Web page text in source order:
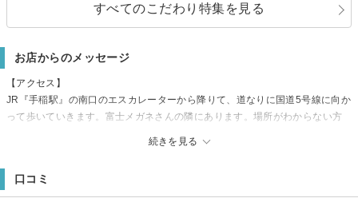
すべてのこだわり特集を見る
お店からのメッセージ
続きを見る
【アクセス】
JR『手稲駅』の南口のエスカレーターから降りて、道なりに国道5号線に向か
って歩いていきます。富士メガネさんの隣にあります。場所がわからない方
れる場合がありますのでお電話ください。
口コミ